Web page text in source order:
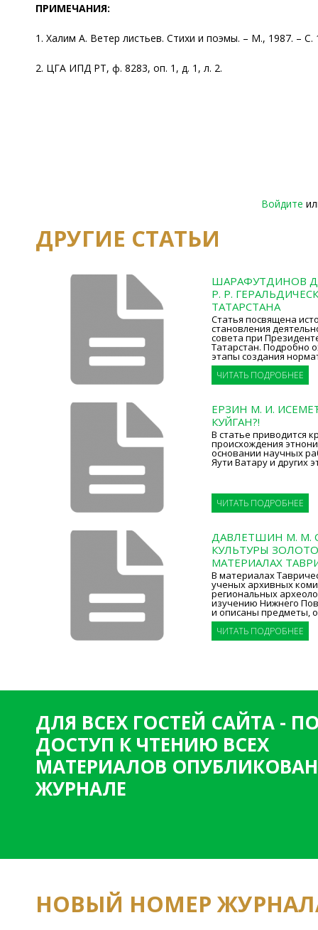
ПРИМЕЧАНИЯ:
1. Халим А. Ветер листьев. Стихи и поэмы. – М., 1987. – С.
2. ЦГА ИПД РТ, ф. 8283, оп. 1, д. 1, л. 2.
Войдите
ДРУГИЕ СТАТЬИ
ШАРАФУТДИНОВ
Р. Р.
ТАТАРСТАНА
Статья посвящена
становления
совета при
Татарстан. Подробно
этапы создания
ЧИТАТЬ ПОДРОБНЕЕ
ЕРЗИН М. И.
КУЙГАН?!
В статье приводится
происхождения
основании научных
Яути Ватару и других
ЧИТАТЬ ПОДРОБНЕЕ
ДАВЛЕТШИН М. М.
КУЛЬТУРЫ
МАТЕРИАЛАХ
В материалах
ученых архивных
региональных
изучению Нижнего
и описаны предметы,
ЧИТАТЬ ПОДРОБНЕЕ
ДЛЯ ВСЕХ ГОСТЕЙ САЙТА -
ДОСТУП К ЧТЕНИЮ ВСЕХ
МАТЕРИАЛОВ
ЖУРНАЛЕ
НОВЫЙ НОМЕР